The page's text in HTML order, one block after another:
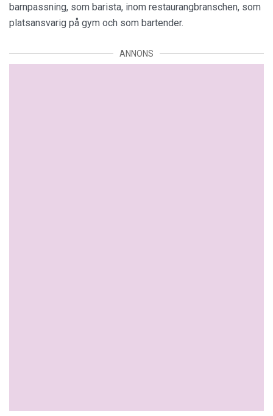
barnpassning, som barista, inom restaurangbranschen, som
platsansvarig på gym och som bartender.
ANNONS